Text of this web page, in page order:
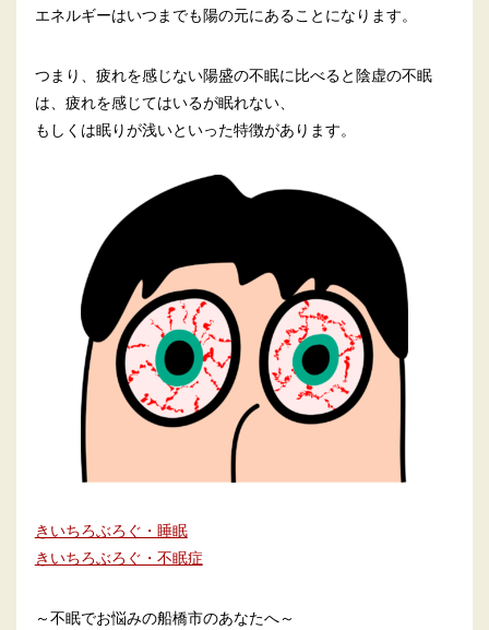
エネルギーはいつまでも陽の元にあることになります。
つまり、疲れを感じない陽盛の不眠に比べると陰虚の不眠
は、疲れを感じてはいるが眠れない、
もしくは眠りが浅いといった特徴があります。
きいちろぶろぐ・睡眠
きいちろぶろぐ・不眠症
～不眠でお悩みの船橋市のあなたへ～